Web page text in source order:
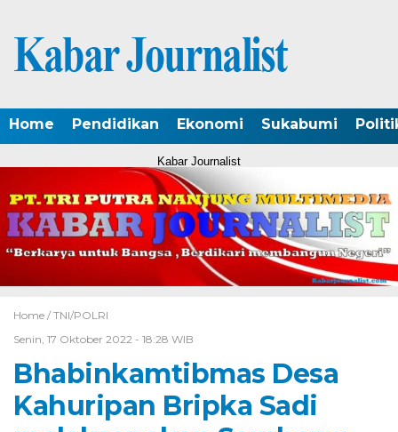
Home Pendidikan Ekonomi Sukabumi
Kabar Journalist
Home / TNI/POLRI
Senin, 17 Oktober 2022 - 18:28 WIB
Bhabinkamtibmas Desa
Kahuripan Bripka Sadi